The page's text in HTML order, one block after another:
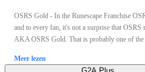
OSRS Gold - In the Runescape Franchise
and to every fan, it's not a surprise that
AKA OSRS Gold. That is probably one of the
Meer lezen